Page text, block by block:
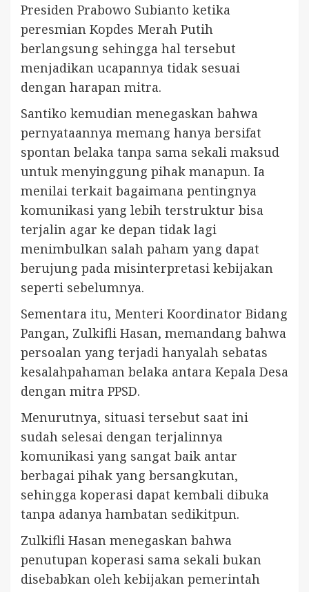
Presiden Prabowo Subianto ketika
peresmian Kopdes Merah Putih
berlangsung sehingga hal tersebut
menjadikan ucapannya tidak sesuai
dengan harapan mitra.
Santiko kemudian menegaskan bahwa
pernyataannya memang hanya bersifat
spontan belaka tanpa sama sekali maksud
untuk menyinggung pihak manapun. Ia
menilai terkait bagaimana pentingnya
komunikasi yang lebih terstruktur bisa
terjalin agar ke depan tidak lagi
menimbulkan salah paham yang dapat
berujung pada misinterpretasi kebijakan
seperti sebelumnya.
Sementara itu, Menteri Koordinator Bidang
Pangan, Zulkifli Hasan, memandang bahwa
persoalan yang terjadi hanyalah sebatas
kesalahpahaman belaka antara Kepala Desa
dengan mitra PPSD.
Menurutnya, situasi tersebut saat ini
sudah selesai dengan terjalinnya
komunikasi yang sangat baik antar
berbagai pihak yang bersangkutan,
sehingga koperasi dapat kembali dibuka
tanpa adanya hambatan sedikitpun.
Zulkifli Hasan menegaskan bahwa
penutupan koperasi sama sekali bukan
disebabkan oleh kebijakan pemerintah